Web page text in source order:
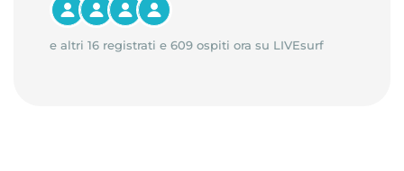
e altri 16 registrati e 609 ospiti ora su LIVEsurf